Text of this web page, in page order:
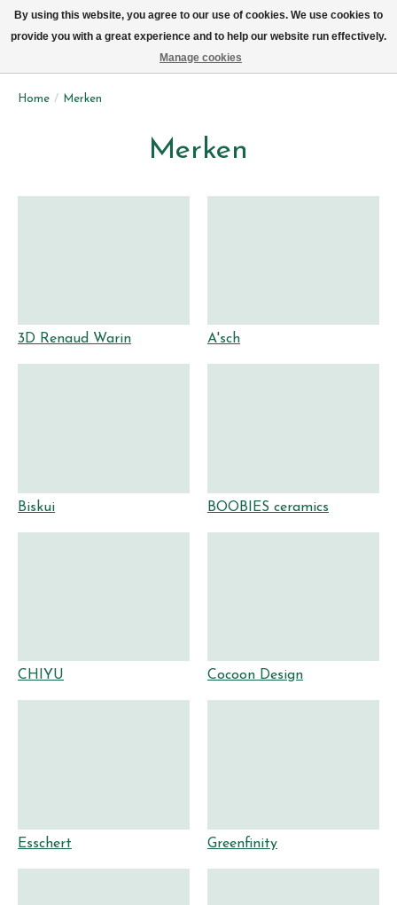
Home / Merken
Merken
3D Renaud Warin A'sch
Biskui BOOBIES ceramics
CHIYU Cocoon Design
Esschert Greenfinity
By using this website, you agree to our use of cookies. We use cookies to
provide you with a great experience and to help our website run effectively.
Manage cookies